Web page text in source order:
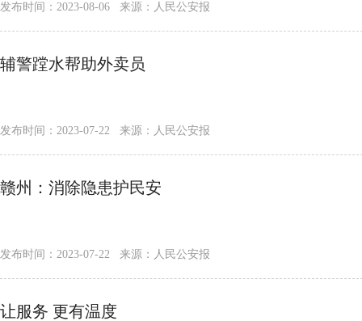
发布时间：2023-08-06 来源：人民公安报
辅警蹚水帮助外卖员
发布时间：2023-07-22 来源：人民公安报
赣州：消除隐患护民安
发布时间：2023-07-22 来源：人民公安报
让服务 更有温度